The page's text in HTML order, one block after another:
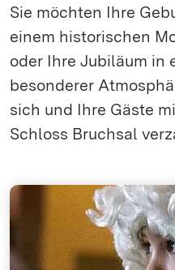
Sie möchten Ihre
einem historischen
oder Ihre Jubiläum in
besonderer
sich und Ihre Gäste
Schloss Bruchsal